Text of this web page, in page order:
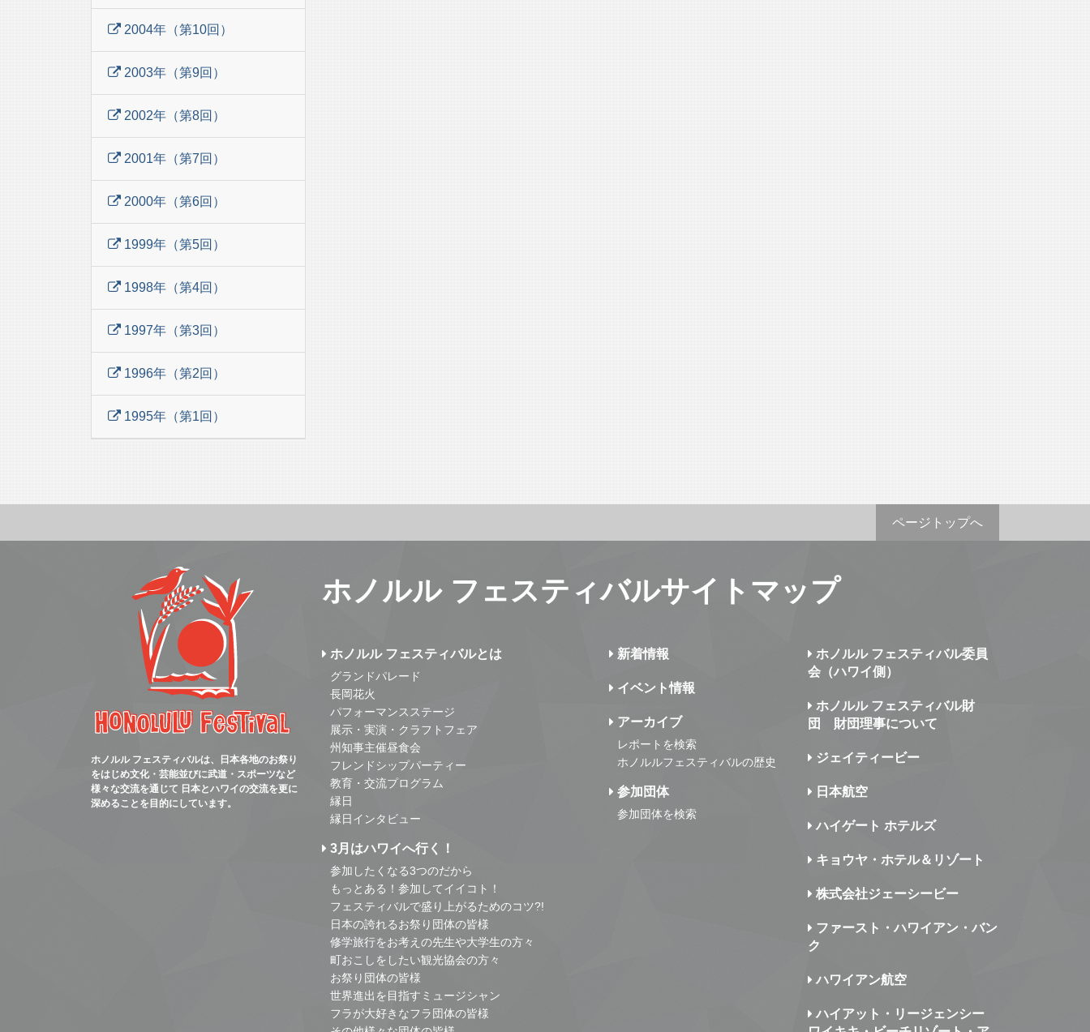
2004年（第10回）
2003年（第9回）
2002年（第8回）
2001年（第7回）
2000年（第6回）
1999年（第5回）
1998年（第4回）
1997年（第3回）
1996年（第2回）
1995年（第1回）
ページトップへ
ホノルル フェスティバルは、日本各地のお祭り
をはじめ文化・芸能並びに武道・スポーツなど
様々な交流を通じて 日本とハワイの交流を更に
深めることを目的にしています。
ホノルル フェスティバルサイトマップ
ホノルル フェスティバルとは
グランドパレード
長岡花火
パフォーマンスステージ
展示・実演・クラフトフェア
州知事主催昼食会
フレンドシップパーティー
教育・交流プログラム
縁日
縁日インタビュー
3月はハワイへ行く！
参加したくなる3つのだから
もっとある！参加してイイコト！
フェスティバルで盛り上がるためのコツ?!
日本の誇れるお祭り団体の皆様
修学旅行をお考えの先生や大学生の方々
町おこしをしたい観光協会の方々
お祭り団体の皆様
世界進出を目指すミュージシャン
フラが大好きなフラ団体の皆様
新着情報
イベント情報
アーカイブ
レポートを検索
ホノルルフェスティバルの歴史
参加団体
参加団体を検索
ホノルル フェスティバル委員
会（ハワイ側）
ホノルル フェスティバル財
団 財団理事について
ジェイティービー
日本航空
ハイゲート ホテルズ
キョウヤ・ホテル＆リゾート
株式会社ジェーシービー
ファースト・ハワイアン・バン
ク
ハワイアン航空
ハイアット・リージェンシー